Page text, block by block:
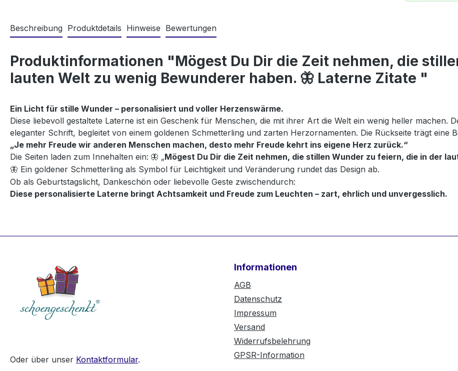
Beschreibung Produktdetails Hinweise Bewertungen
Produktinformationen "Mögest Du Dir die Zeit nehmen, die
lauten Welt zu wenig Bewunderer haben. 🦋 Laterne Zitate "
Ein Licht für stille Wunder – personalisiert und voller Herzenswärme.
Diese liebevoll gestaltete Laterne ist ein Geschenk für Menschen, die mit ihrer Art die Welt ein wenig heller machen.
eleganter Schrift, begleitet von einem goldenen Schmetterling und zarten Herzornamenten. Die Rückseite trägt eine
„Je mehr Freude wir anderen Menschen machen, desto mehr Freude kehrt ins eigene Herz zurück.“
Die Seiten laden zum Innehalten ein: 🦋 „Mögest Du Dir die Zeit nehmen, die stillen Wunder zu feiern, die in der
🦋 Ein goldener Schmetterling als Symbol für Leichtigkeit und Veränderung rundet das Design ab.
Ob als Geburtstagslicht, Dankeschön oder liebevolle Geste zwischendurch:
Diese personalisierte Laterne bringt Achtsamkeit und Freude zum Leuchten – zart, ehrlich und unvergesslich.
Oder über unser Kontaktformular.
Informationen
AGB
Datenschutz
Impressum
Versand
Widerrufsbelehrung
GPSR-Information